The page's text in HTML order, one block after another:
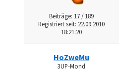
Beiträge: 17 / 189
Registriert seit: 22.09.2010
18:21:20
HoZweMu
3UP-Mond